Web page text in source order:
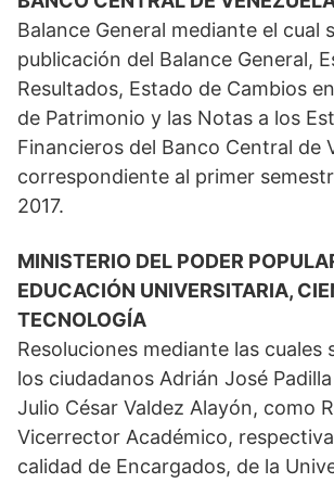
Balance General mediante el cual
publicación del Balance General,
Resultados, Estado de Cambios
de Patrimonio y las Notas a los
Financieros del Banco Central de
correspondiente al primer
2017.
MINISTERIO DEL PODER
EDUCACIÓN UNIVERSITARIA,
TECNOLOGÍA
Resoluciones mediante las cuales
los ciudadanos Adrián José
Julio César Valdez Alayón, como
Vicerrector Académico,
calidad de Encargados, de la